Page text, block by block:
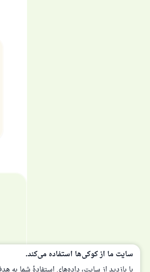
سایت ما از کوکی‌ها استفاده می‌کند.